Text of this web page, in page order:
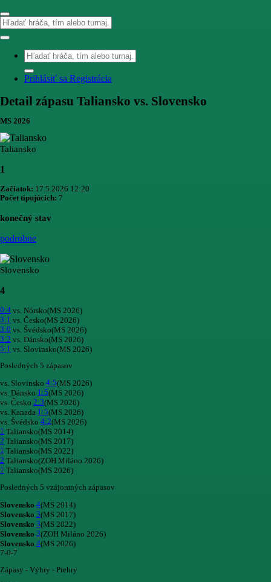
Prihlásiť sa Registrácia
Detail zápasu Taliansko vs. Slovensko
MS 2026
Taliansko
1
Začiatok: 17.5.2026 12:20
Počet tipujúcich: 7
konečný stav
podrobne
Slovensko
4
0:4 vs. Nórsko(MS 2026)
3:1 vs. Česko(MS 2026)
3:0 vs. Švédsko(MS 2026)
3:2 vs. Dánsko(MS 2026)
5:1 vs. Slovinsko(MS 2026)
Posledných 5 zápasov
vs. Slovinsko 4:5(MS 2026)
vs. Dánsko 1:5(MS 2026)
vs. Česko 2:3(MS 2026)
vs. Kanada 1:5(MS 2026)
vs. Švédsko 4:2(MS 2026)
1 Taliansko(MS 2014)
2 Taliansko(MS 2017)
1 Taliansko(MS 2022)
2 Taliansko(ZOH Miláno 2026)
1 Taliansko(MS 2026)
Posledných 5 vzájomných zápasov
Slovensko 4(MS 2014)
Slovensko 3(MS 2017)
Slovensko 3(MS 2022)
Slovensko 3(ZOH Miláno 2026)
Slovensko 4(MS 2026)
7-0-7
Zápasy - Výhry - Prehry